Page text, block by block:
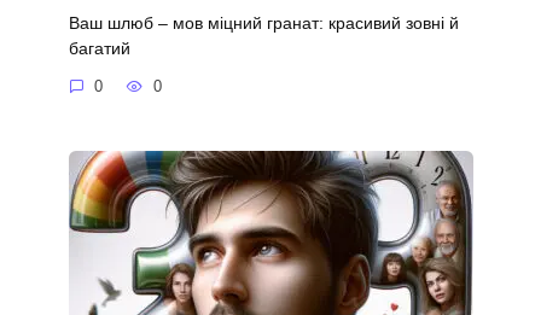
Ваш шлюб – мов міцний гранат: красивий зовні й
багатий
0 0